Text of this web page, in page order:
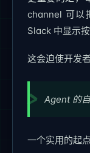
channel 可以
Slack 中显示按
这会迫使开发
Agent 的
一个实用的起点